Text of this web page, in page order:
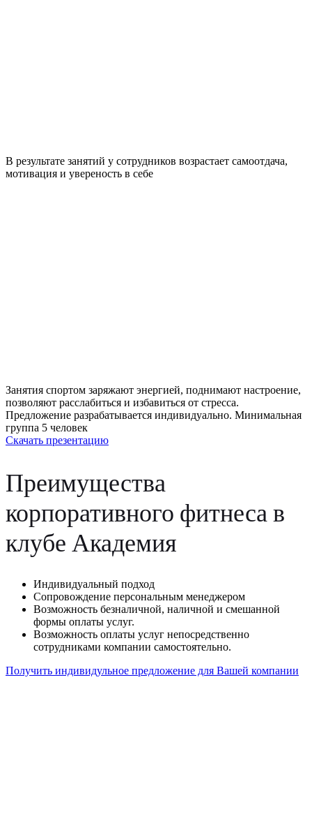
В результате занятий у сотрудников возрастает самоотдача,
мотивация и увереность в себе
Занятия спортом заряжают энергией, поднимают настроение,
позволяют расслабиться и избавиться от стресса.
Предложение разрабатывается индивидуально. Минимальная
группа 5 человек
Скачать презентацию
Преимущества
корпоративного фитнеса в
клубе Академия
Индивидуальный подход
Сопровождение персональным менеджером
Возможность безналичной, наличной и смешанной
формы оплаты услуг.
Возможность оплаты услуг непосредственно
сотрудниками компании самостоятельно.
Получить индивидульное предложение для Вашей компании